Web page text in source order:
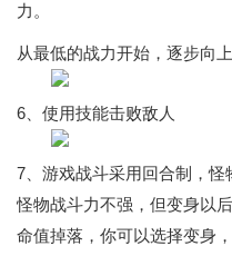
力。
从最低的战力开始，逐步向
6、使用技能击败敌人
7、游戏战斗采用回合制，
怪物战斗力不强，但变身以
命值掉落，你可以选择变身